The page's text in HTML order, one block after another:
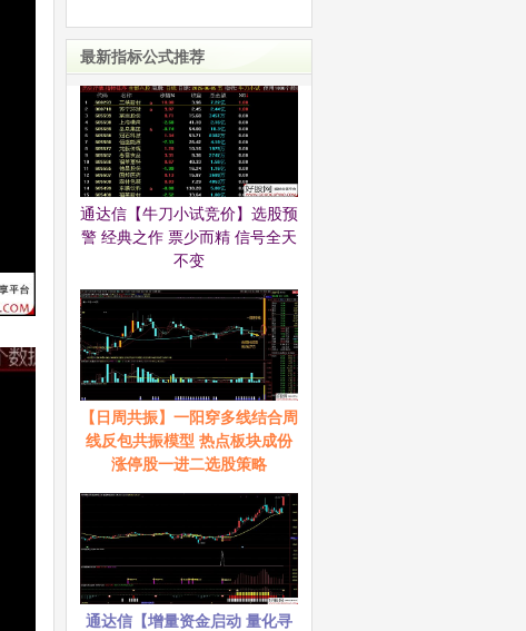
最新指标公式推荐
通达信【牛刀小试竞价】选股预
警 经典之作 票少而精 信号全天
不变
【日周共振】一阳穿多线结合周
线反包共振模型 热点板块成份
涨停股一进二选股策略
通达信【增量资金启动 量化寻